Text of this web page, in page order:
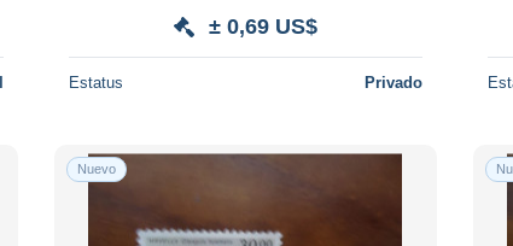
± 0,69 US$
Estatus Privado
Nuevo